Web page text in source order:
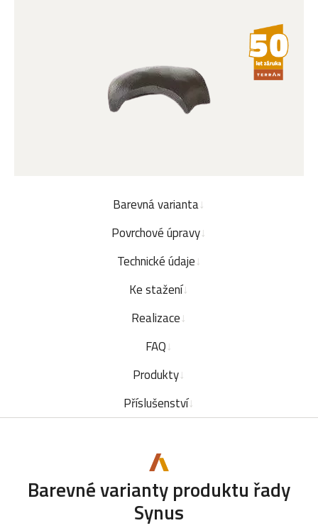
Barevná varianta
Povrchové úpravy
Technické údaje
Ke stažení
Realizace
FAQ
Produkty
Příslušenství
Barevné varianty produktu řady
Synus